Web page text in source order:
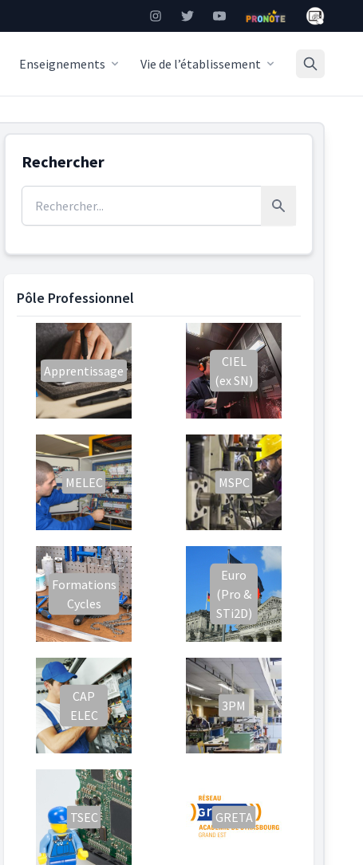
InstagramTwitterYouTubePronote Mon
Enseignements Vie de l’établissement
Rechercher
Rechercher
Pôle Professionnel
Apprentissage
CIEL
(ex SN)
MELEC MSPC
Formations
Cycles
Euro
(Pro &
STi2D)
CAP
ELEC
3PM
TSEC GRETA